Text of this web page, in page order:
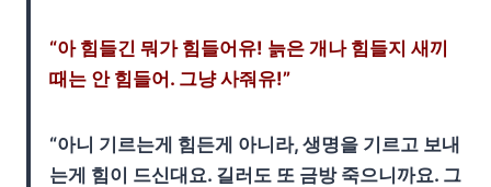
“아 힘들긴 뭐가 힘들어유! 늙은 개나 힘들지 새끼
때는 안 힘들어. 그냥 사줘유!”
“아니 기르는게 힘든게 아니라, 생명을 기르고 보내
는게 힘이 드신대요. 길러도 또 금방 죽으니까요. 그